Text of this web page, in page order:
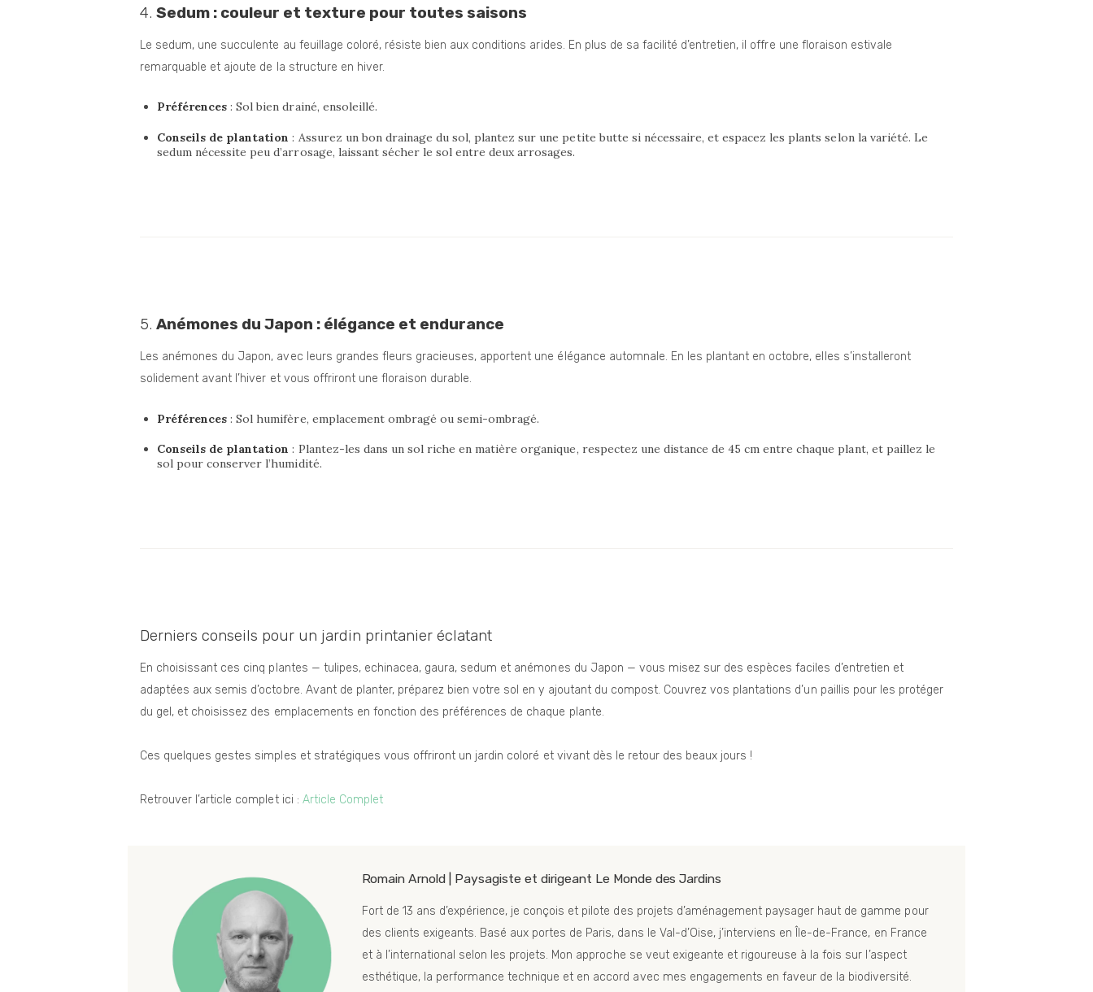
4. Sedum : couleur et texture pour toutes saisons
Le sedum, une succulente au feuillage coloré, résiste bien aux conditions arides. En plus de sa facilité d’entretien, il offre une floraison estivale
remarquable et ajoute de la structure en hiver.
Préférences : Sol bien drainé, ensoleillé.
Conseils de plantation : Assurez un bon drainage du sol, plantez sur une petite butte si nécessaire, et espacez les plants selon la variété. Le
sedum nécessite peu d’arrosage, laissant sécher le sol entre deux arrosages.
5. Anémones du Japon : élégance et endurance
Les anémones du Japon, avec leurs grandes fleurs gracieuses, apportent une élégance automnale. En les plantant en octobre, elles s’installeront
solidement avant l’hiver et vous offriront une floraison durable.
Préférences : Sol humifère, emplacement ombragé ou semi-ombragé.
Conseils de plantation : Plantez-les dans un sol riche en matière organique, respectez une distance de 45 cm entre chaque plant, et paillez le
sol pour conserver l’humidité.
Derniers conseils pour un jardin printanier éclatant
En choisissant ces cinq plantes — tulipes, echinacea, gaura, sedum et anémones du Japon — vous misez sur des espèces faciles d’entretien et
adaptées aux semis d’octobre. Avant de planter, préparez bien votre sol en y ajoutant du compost. Couvrez vos plantations d’un paillis pour les protéger
du gel, et choisissez des emplacements en fonction des préférences de chaque plante.
Ces quelques gestes simples et stratégiques vous offriront un jardin coloré et vivant dès le retour des beaux jours !
Retrouver l’article complet ici : Article Complet
Romain Arnold | Paysagiste et dirigeant Le Monde des Jardins
Fort de 13 ans d’expérience, je conçois et pilote des projets d’aménagement paysager haut de gamme pour
des clients exigeants. Basé aux portes de Paris, dans le Val-d’Oise, j’interviens en Île-de-France, en France
et à l’international selon les projets. Mon approche se veut exigeante et rigoureuse à la fois sur l’aspect
esthétique, la performance technique et en accord avec mes engagements en faveur de la biodiversité.